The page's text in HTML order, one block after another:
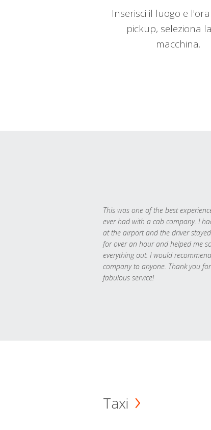
Inserisci il luogo e
pickup, seleziona
macchina.
This was one of the best
ever had with a cab company. I
at the airport and the driver
for over an hour and helped me
everything out. I would
company to anyone. Thank you
fabulous service!
Taxi